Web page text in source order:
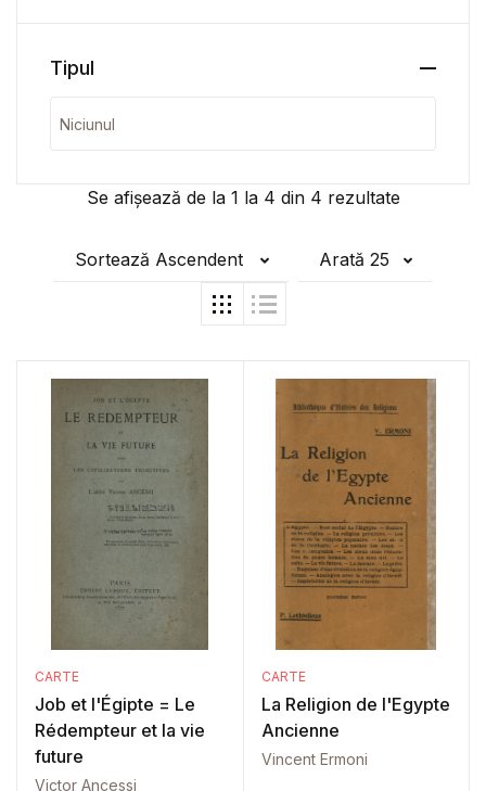
Se afișează de la 1 la 4 din 4 rezultate
Sortează Ascendent Arată 25
CARTE
Job et l'Égipte = Le
Rédempteur et la vie
future
Victor Ancessi
CARTE
La Religion de l'Egypte
Ancienne
Vincent Ermoni
Tipul